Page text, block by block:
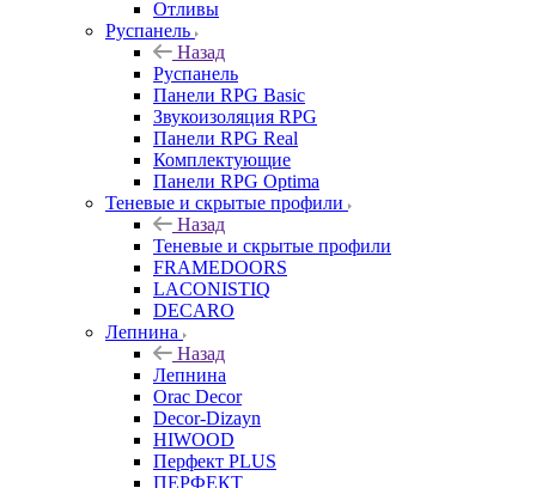
Отливы
Руспанель
Назад
Руспанель
Панели RPG Basic
Звукоизоляция RPG
Панели RPG Real
Комплектующие
Панели RPG Optima
Теневые и скрытые профили
Назад
Теневые и скрытые профили
FRAMEDOORS
LACONISTIQ
DECARO
Лепнина
Назад
Лепнина
Orac Decor
Decor-Dizayn
HIWOOD
Перфект PLUS
ПЕРФЕКТ